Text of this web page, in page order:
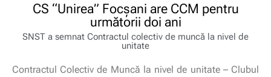
CS “Unirea” Focșani are CCM pentru
următorii doi ani
SNST a semnat Contractul colectiv de muncă la nivel de
unitate
Contractul Colectiv de Muncă la nivel de unitate – Clubul